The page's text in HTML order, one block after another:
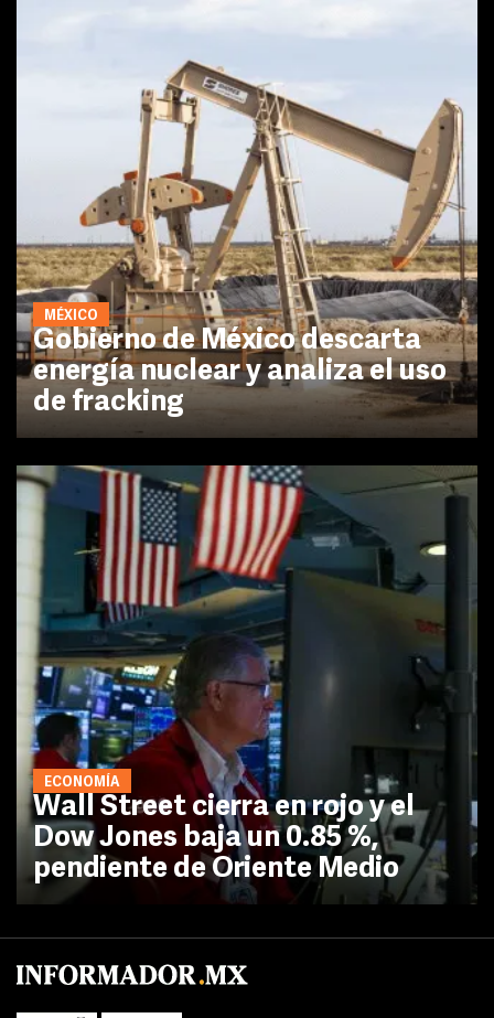
MÉXICO
Gobierno de México descarta
energía nuclear y analiza el uso
de fracking
ECONOMÍA
Wall Street cierra en rojo y el
Dow Jones baja un 0.85 %,
pendiente de Oriente Medio